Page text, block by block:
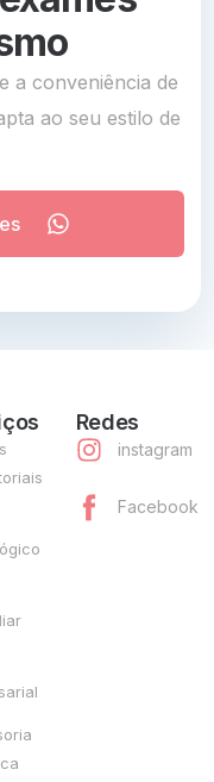
a conveniência de
ao seu estilo de
Redes
instagram
Facebook